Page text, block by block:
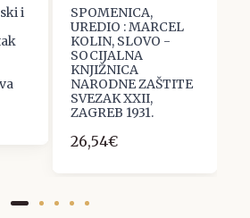
i
SPOMENICA,
UREDIO : MARCEL
KOLIN, SLOVO -
SOCIJALNA
KNJIŽNICA
NARODNE ZAŠTITE
SVEZAK XXII,
ZAGREB 1931.
26,54€